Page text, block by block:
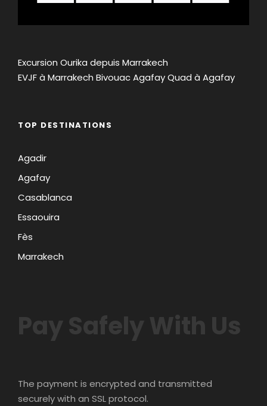
Excursion Ourika depuis Marrakech
EVJF à Marrakech Bivouac AgafayQuad à Agafay
TOP DESTINATIONS
Agadir
Agafay
Casablanca
Essaouira
Fès
Marrakech
Pay Safely With Us
The payment is encrypted and transmitted
securely with an SSL protocol.